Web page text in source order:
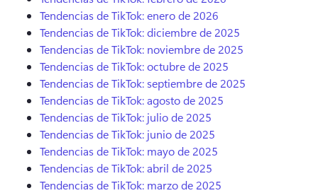
Tendencias de TikTok: enero de 2026
Tendencias de TikTok: diciembre de 2025
Tendencias de TikTok: noviembre de 2025
Tendencias de TikTok: octubre de 2025
Tendencias de TikTok: septiembre de 2025
Tendencias de TikTok: agosto de 2025
Tendencias de TikTok: julio de 2025
Tendencias de TikTok: junio de 2025
Tendencias de TikTok: mayo de 2025
Tendencias de TikTok: abril de 2025
Tendencias de TikTok: marzo de 2025